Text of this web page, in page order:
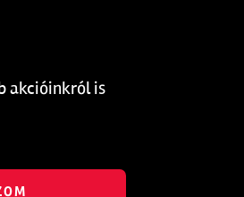
akcióinkról is